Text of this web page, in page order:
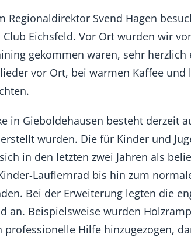
Regionaldirektor Svend Hagen
Eichsfeld. Vor Ort wurden wir
gekommen waren, sehr
vor Ort, bei warmen Kaffee und
in Gieboldehausen besteht derzeit
wurden. Die für Kinder und
in den letzten zwei Jahren als
Lauflernrad bis hin zum
Bei der Erweiterung legten die
an. Beispielsweise wurden
Hilfe hinzugezogen,